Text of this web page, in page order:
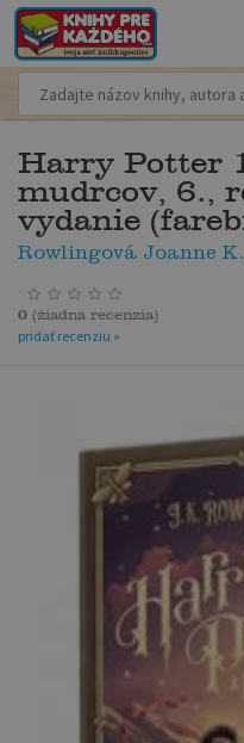
Harry Potter
mudrcov, 6.,
vydanie
Rowlingová Joanne K.
0 (žiadna recenzia)
pridať recenziu »